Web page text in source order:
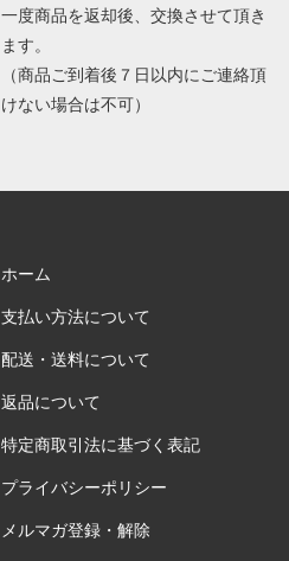
一度商品を返却後、交換させて頂き
ます。
（商品ご到着後７日以内にご連絡頂
けない場合は不可）
ホーム
支払い方法について
配送・送料について
返品について
特定商取引法に基づく表記
プライバシーポリシー
メルマガ登録・解除